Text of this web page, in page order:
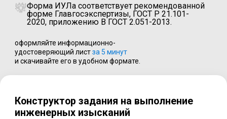
Форма ИУЛа соответствует рекомендованной
форме Главгосэкспертизы, ГОСТ Р 21.101-
2020, приложению В ГОСТ 2.051-2013.
оформляйте информационно-
удостоверяющий листза 5 минут
и скачивайте его в удобном формате.
Конструктор задания на выполнение
инженерных изысканий